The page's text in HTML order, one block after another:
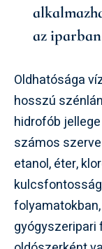
az
Oldhatósága
hosszú
hidrofób
számos
etanol, éter,
gyógyszeripari